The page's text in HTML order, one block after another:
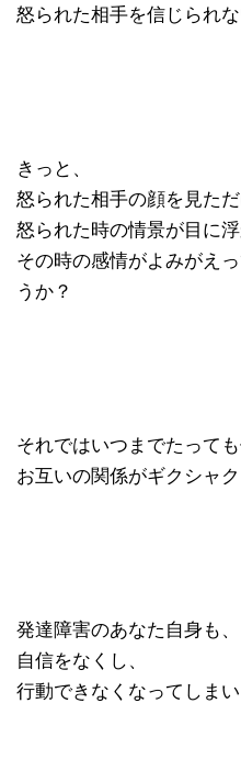
怒られた相手を信じられな
きっと、
怒られた相手の顔を見ただ
怒られた時の情景が目に浮
その時の感情がよみがえ
うか？
それではいつまでたって
お互いの関係がギクシャ
発達障害のあなた自身も、
自信をなくし、
行動できなくなってしまい